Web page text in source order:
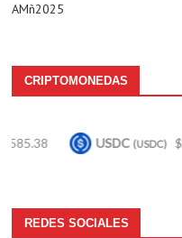
AMñ2025
CRIPTOMONEDAS
USDC (USDC) $ 0.999618
REDES SOCIALES